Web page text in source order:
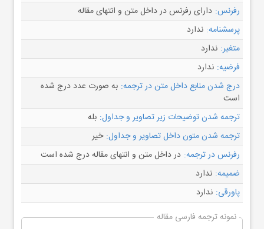
رفرنس: دارای رفرنس در داخل متن و انتهای مقاله
پرسشنامه: ندارد
متغیر: ندارد
فرضیه: ندارد
درج شدن منابع داخل متن در ترجمه: به صورت عدد درج شده
است
ترجمه شدن توضیحات زیر تصاویر و جداول: بله
ترجمه شدن متون داخل تصاویر و جداول: خیر
رفرنس در ترجمه: در داخل متن و انتهای مقاله درج شده است
ضمیمه: ندارد
پاورقی: ندارد
نمونه ترجمه فارسی مقاله